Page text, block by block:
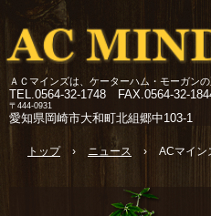
ＡＣマインズは、ケーターハム・モーガン
TEL.0564-32-1748 FAX.0564-32-
〒444-0931
愛知県岡崎市大和町北組郷中103-1
トップ › ニュース › ACマイン